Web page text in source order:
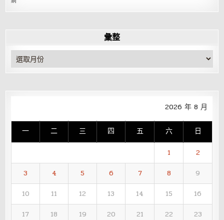
彙整
彙
整
2026 年 8 月
一 二 三 四 五 六 日
1
2
3
4 5 6 7 8
9
10
11 12 13 14 15
16
17
18 19 20 21 22
23